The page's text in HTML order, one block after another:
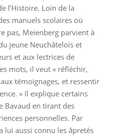
l’Histoire. Loin de la
manuels scolaires où
pas, Meienberg parvient à
jeune Neuchâtelois et
et aux lectrices de
mots, il veut « réfléchir,
témoignages, et ressentir
» Il explique certains
Bavaud en tirant des
personnelles. Par
lui aussi connu les âpretés